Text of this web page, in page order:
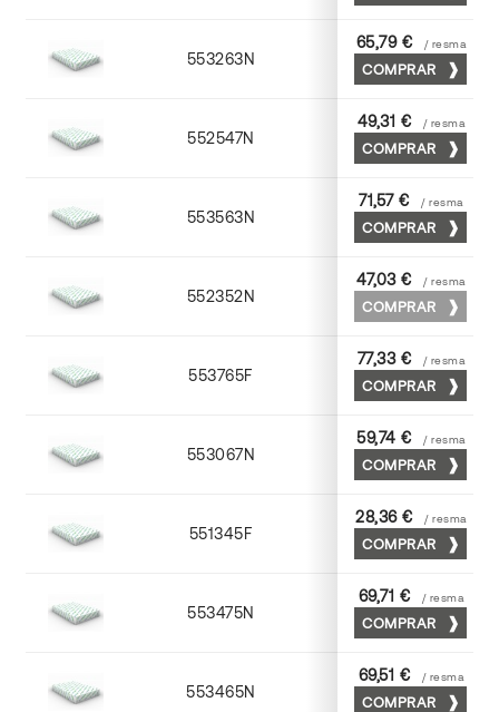
553263N 63 x 88
65,79 € / resma
COMPRAR
552547N 45 x 64
49,31 € / resma
COMPRAR
553563N 63 x 88
71,57 € / resma
COMPRAR
552352N 52 x 70
47,03 € / resma
COMPRAR
553765F 65 x 90
77,33 € / resma
COMPRAR
553067N 65 x 90
59,74 € / resma
COMPRAR
551345F 45 x 64
28,36 € / resma
COMPRAR
553475N 75 x 53
69,71 € / resma
COMPRAR
553465N 65 x 90
69,51 € / resma
COMPRAR